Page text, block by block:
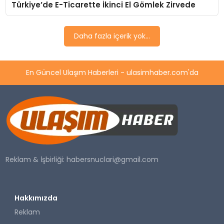
SAĞLIK
Türkiye’de E-Ticarette İkinci El Gömlek Zirvede
Daha fazla içerik yok...
En Güncel Ulaşım Haberleri - ulasimhaber.com'da
Reklam & İşbirliği:habersnuclari@gmail.com
Hakkımızda
Reklam